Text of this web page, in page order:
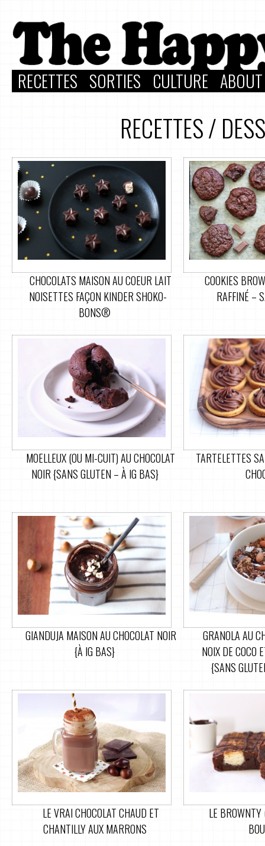
RECETTES SORTIES CULTURE
RECETTES/
CHOCOLATS MAISON AU COEUR LAIT
NOISETTES FAÇON KINDER SHOKO-
BONS®
COOKIES
RAFFINÉ –
MOELLEUX (OU MI-CUIT) AU CHOCOLAT
NOIR {SANS GLUTEN – À IG BAS}
TARTELETTES
GIANDUJA MAISON AU CHOCOLAT NOIR
{À IG BAS}
GRANOLA AU
NOIX DE COCO
{SANS
LE VRAI CHOCOLAT CHAUD ET
CHANTILLY AUX MARRONS
LE